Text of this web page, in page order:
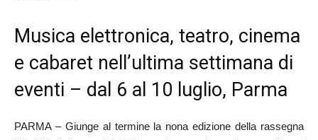
Musica elettronica, teatro, cinema
e cabaret nell’ultima settimana di
eventi – dal 6 al 10 luglio, Parma
PARMA – Giunge al termine la nona edizione della rassegna